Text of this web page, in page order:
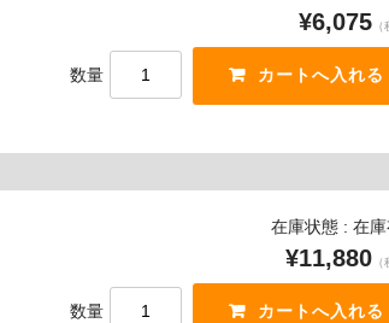
¥6,075
数量
在庫状態 : 在庫
¥11,880
数量